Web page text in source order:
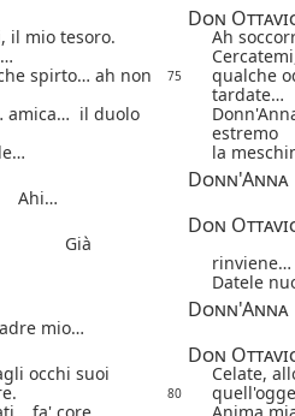
Don
il mio tesoro.
Ah
spirto… ah non
75
qualche
tardate…
amica… il duolo
estremo
la
Donn'Anna
Ahi…
Don
Già
rinviene…
Datele
Donn'Anna
mio…
Don
occhi suoi Celate,
80
fa' core…
Anima